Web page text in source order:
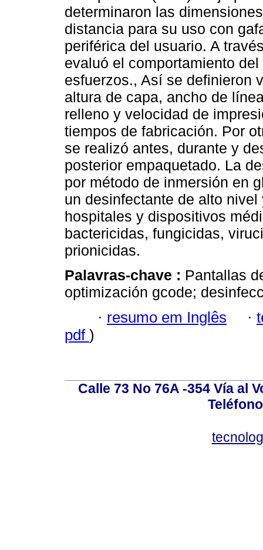
determinaron las
distancia para su uso con
periférica del usuario. A
evaluó el comportamiento
esfuerzos., Así se definieron
altura de capa, ancho de
relleno y velocidad de
tiempos de fabricación. Por
se realizó antes, durante y
posterior empaquetado. La
por método de inmersión en
un desinfectante de alto
hospitales y dispositivos
bactericidas, fungicidas,
prionicidas.
Palavras-chave : Pantallas
optimización gcode;
· resumo em Inglês ·
pdf )
Calle 73 No 76A -354 Vía al